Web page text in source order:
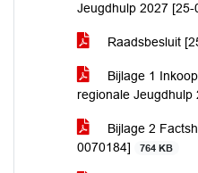
Jeugdhulp 2027 [25-
Raadsbesluit
Bijlage 1
regionale Jeugdhulp
Bijlage 2
0070184]
764 KB